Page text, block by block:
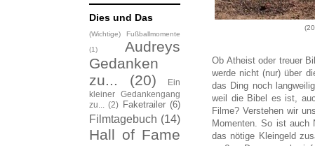
Ob Atheist oder treuer
werde nicht (nur) über
das Ding noch
weil die Bibel es ist,
Filme? Verstehen wir
Momenten. So ist auch
das nötige Kleingeld
Dies und Das
(Wichtige) Fußballmomente
(1)
Audreys
Gedanken
zu...
(20)
Ein
kleiner Gedankengang
zu...
(2) Faketrailer (6)
Filmtagebuch (14)
Hall of Fame